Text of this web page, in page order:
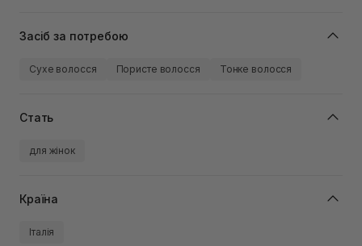
Засіб за потребою
Сухе волосся Пористе волосся Тонке волосся
Стать
для жінок
Країна
Італія